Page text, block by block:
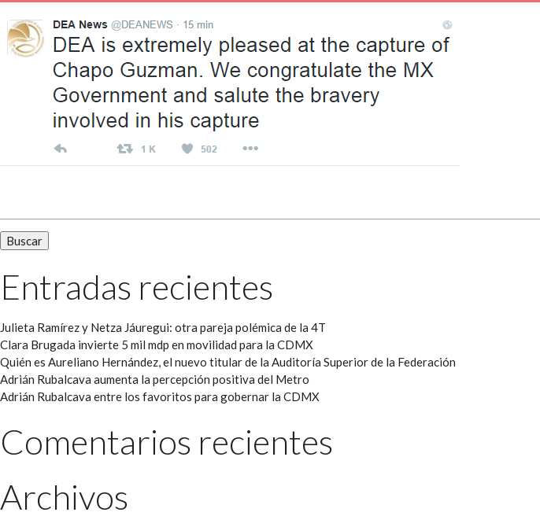
→
Entradas recientes
Julieta Ramírez y Netza Jáuregui: otra pareja polémica de la 4T
Clara Brugada invierte 5 mil mdp en movilidad para la CDMX
Quién es Aureliano Hernández, el nuevo titular de la Auditoría Superior de la Federación
Adrián Rubalcava aumenta la percepción positiva del Metro
Adrián Rubalcava entre los favoritos para gobernar la CDMX
Comentarios recientes
Archivos